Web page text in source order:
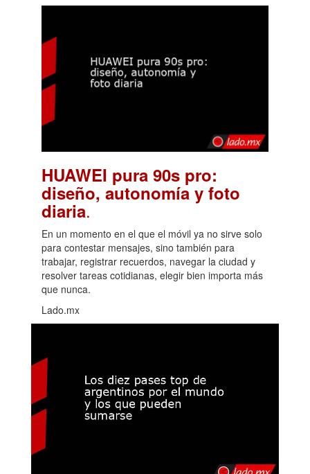
HUAWEI pura 90s pro:
diseño, autonomía y foto
diaria.
En un momento en el que el móvil ya no sirve solo
para contestar mensajes, sino también para
trabajar, registrar recuerdos, navegar la ciudad y
resolver tareas cotidianas, elegir bien importa más
que nunca.
Lado.mx